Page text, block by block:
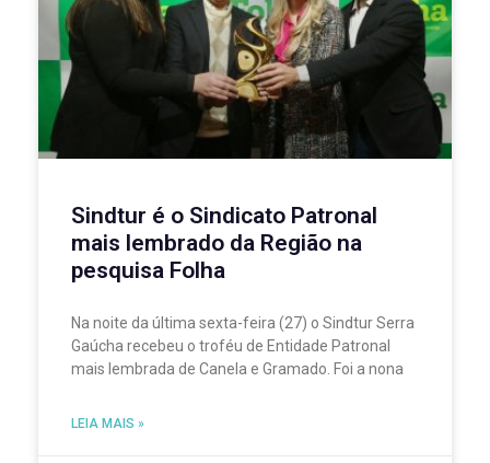
Sindtur é o Sindicato Patronal
mais lembrado da Região na
pesquisa Folha
Na noite da última sexta-feira (27) o Sindtur Serra
Gaúcha recebeu o troféu de Entidade Patronal
mais lembrada de Canela e Gramado. Foi a nona
LEIA MAIS »